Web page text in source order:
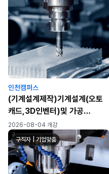
인천캠퍼스
(기계설계제작)기계설계(오토
캐드,3D인벤터)및 가공
(CAM,CNC,MCT)실무자 양
성 C
2026-08-04 개강
구직자 | 기업맞춤